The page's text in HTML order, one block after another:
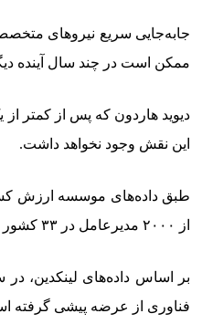
جابه‌جایی سریع نیروهای
ممکن است در چند سال آینده
دیوید هاردون که پس از کمتر
این نقش وجود نخواهد داشت.
از ۲۰۰۰ مدیرعامل در ۳۳ کشور و ۲۱ صنعت انجام شده است.
بر اساس داده‌های لینکدین،
فناوری از عرضه پیشی گرفته